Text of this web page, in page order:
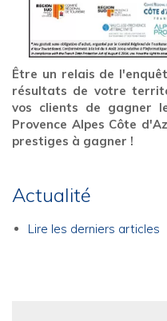
Être un relais de
résultats de votre
vos clients de gagner
Provence Alpes Côte
prestiges à gagner !
Actualité
Lire les derniers articles